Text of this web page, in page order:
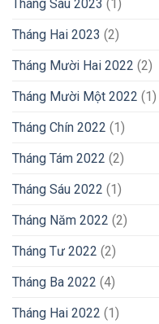
Tháng Sáu 2023 (1)
Tháng Hai 2023 (2)
Tháng Mười Hai 2022 (2)
Tháng Mười Một 2022 (1)
Tháng Chín 2022 (1)
Tháng Tám 2022 (2)
Tháng Sáu 2022 (1)
Tháng Năm 2022 (2)
Tháng Tư 2022 (2)
Tháng Ba 2022 (4)
Tháng Hai 2022 (1)